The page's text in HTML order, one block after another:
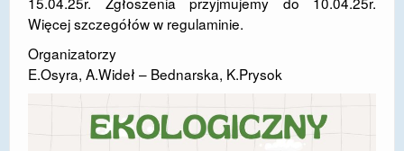
DLA PRACOWNIKÓW
GALERIA
SPORT
DOSTĘPNOŚĆ
Więcej szczegółów w regulaminie.
Organizatorzy
E.Osyra, A.Wideł – Bednarska, K.Prysok